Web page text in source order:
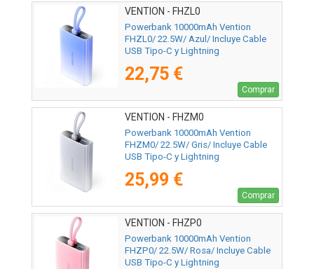
VENTION - FHZL0
Powerbank 10000mAh Vention
FHZL0/ 22.5W/ Azul/ Incluye Cable
USB Tipo-C y Lightning
22,75 €
Comprar
VENTION - FHZM0
Powerbank 10000mAh Vention
FHZM0/ 22.5W/ Gris/ Incluye Cable
USB Tipo-C y Lightning
25,99 €
Comprar
VENTION - FHZP0
Powerbank 10000mAh Vention
FHZP0/ 22.5W/ Rosa/ Incluye Cable
USB Tipo-C y Lightning